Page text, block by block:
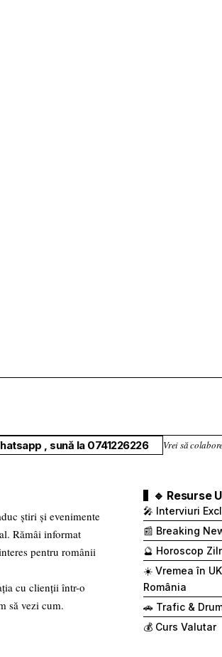
, sună la 0741226226 Vrei să
știri și evenimente
Rămâi informat
pentru românii
cu clienții într-o
să vezi cum.
🔹 Resurse
🎤 Interviuri
📰 Breaking
🔮 Horoscop
☀️ Vremea în
România
🚗 Trafic &
💰 Curs Valutar